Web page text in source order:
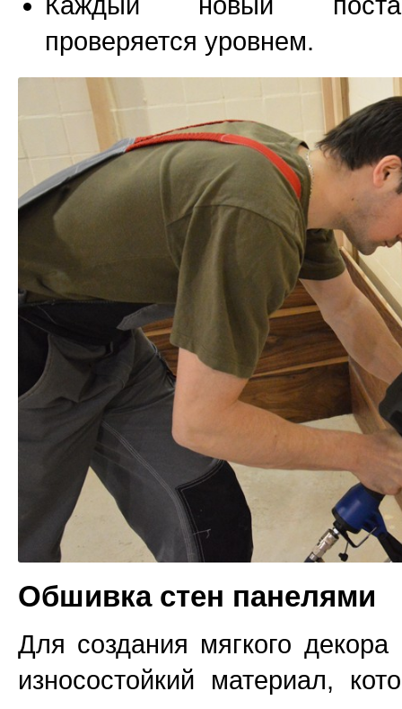
проверяется уровнем.
Обшивка стен панелями
Для создания мягкого декора
износостойкий материал,